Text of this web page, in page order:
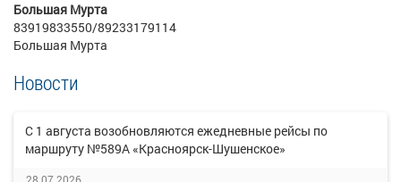
Большая Мурта
83919833550/89233179114
Большая Мурта
Новости
С 1 августа возобновляются ежедневные рейсы по
маршруту №589А «Красноярск-Шушенское»